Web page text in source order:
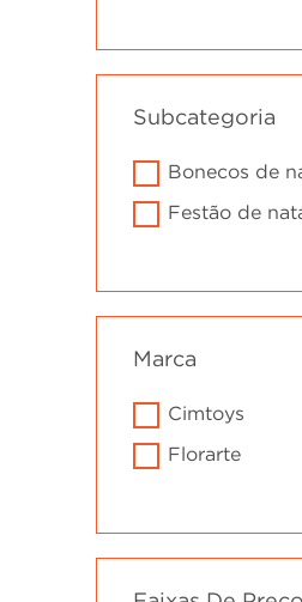
Subcategoria
bonecos de
festão de
Marca
cimtoys
florarte
9 cadeira